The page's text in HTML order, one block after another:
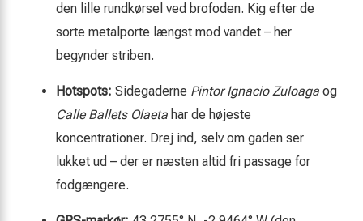
den lille rundkørsel ved brofoden. Kig efter de
sorte metalporte længst mod vandet – her
begynder striben.
Hotspots: Sidegaderne Pintor Ignacio Zuloaga og
Calle Ballets Olaeta har de højeste
koncentrationer. Drej ind, selv om gaden ser
lukket ud – der er næsten altid fri passage for
fodgængere.